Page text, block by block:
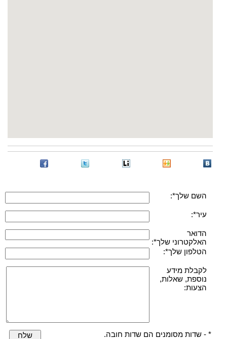
השם שלך*:
עיר*:
הדואר
האלקטרוני שלך*:
הטלפון שלך*:
לקבלת מידע
נוספת, שאלות,
הצעות:
* - שדות מסומנים הם שדות חובה. שלח